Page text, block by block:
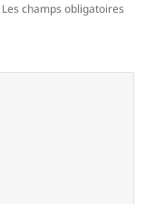
Les champs obligatoires